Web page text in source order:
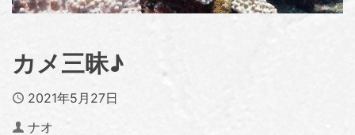
カメ三昧♪
Published
2021年5月27日
Author
ナオ